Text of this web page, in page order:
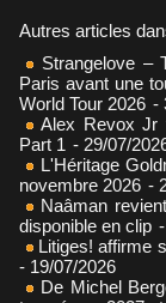
Autres articles
Strangelove –
Paris avant une
World Tour 2026 -
Alex Revox Jr
Part 1 - 29/07/
L'Héritage
novembre 2026 -
Naâman
disponible en clip
Litiges! affirme
- 19/07/2026
De Michel